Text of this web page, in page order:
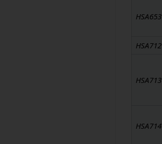
HSA653
HSA712
HSA713
HSA714